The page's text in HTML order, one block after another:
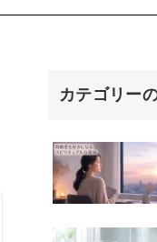
カテゴリー